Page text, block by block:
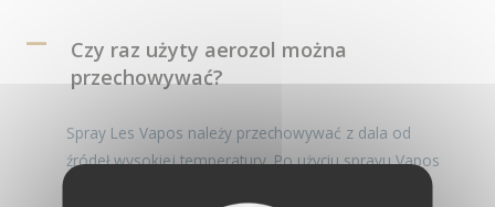
A
Czy raz użyty aerozol można
przechowywać?
Spray Les Vapos należy przechowywać z dala od
źródeł wysokiej temperatury. Po użyciu sprayuVapos